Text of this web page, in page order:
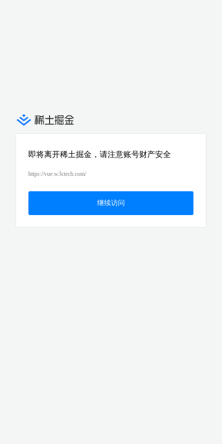
即将离开稀土掘金，请注意账号财产安全
https://vue.w3ctech.com/
继续访问